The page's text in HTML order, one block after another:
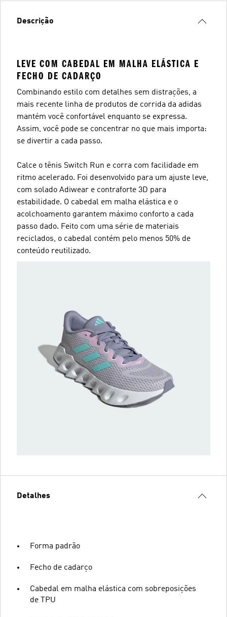
Descrição
LEVE COM CABEDAL EM MALHA ELÁSTICA E
FECHO DE CADARÇO
Combinando estilo com detalhes sem distrações, a
mais recente linha de produtos de corrida da adidas
mantém você confortável enquanto se expressa.
Assim, você pode se concentrar no que mais importa:
se divertir a cada passo.
Calce o tênis Switch Run e corra com facilidade em
ritmo acelerado. Foi desenvolvido para um ajuste leve,
com solado Adiwear e contraforte 3D para
estabilidade. O cabedal em malha elástica e o
acolchoamento garantem máximo conforto a cada
passo dado. Feito com uma série de materiais
reciclados, o cabedal contém pelo menos 50% de
conteúdo reutilizado.
Detalhes
Forma padrão
Fecho de cadarço
Cabedal em malha elástica com sobreposições
de TPU